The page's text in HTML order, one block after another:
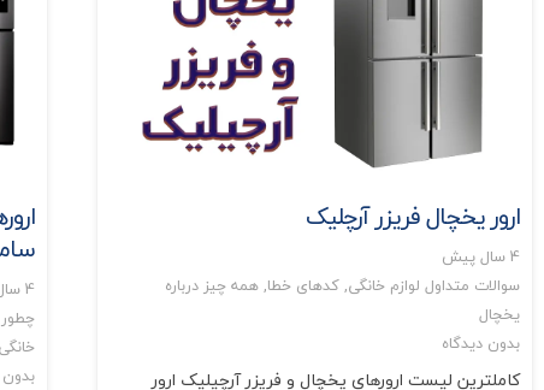
ارور یخچال فریزر آرچلیک
4 سال پیش
سوالات متداول لوازم خانگی,کدهای خطا,همه چیز درباره
یخچال
بدون دیدگاه
کاملترین لیست ارورهای یخچال و فریزر آرچیلیک ارور
4 سال پیش
چطور
خانگی
بدون